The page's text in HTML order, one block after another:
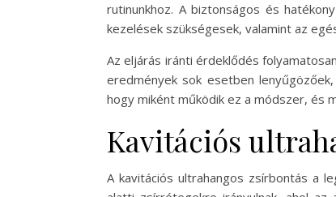
rutinunkhoz. A biztonságos és
kezelések szükségesek, valamint az
Az eljárás iránti érdeklődés
eredmények sok esetben
hogy miként működik ez a módszer, és
Kavitációs
A kavitációs ultrahangos zsírbontás a